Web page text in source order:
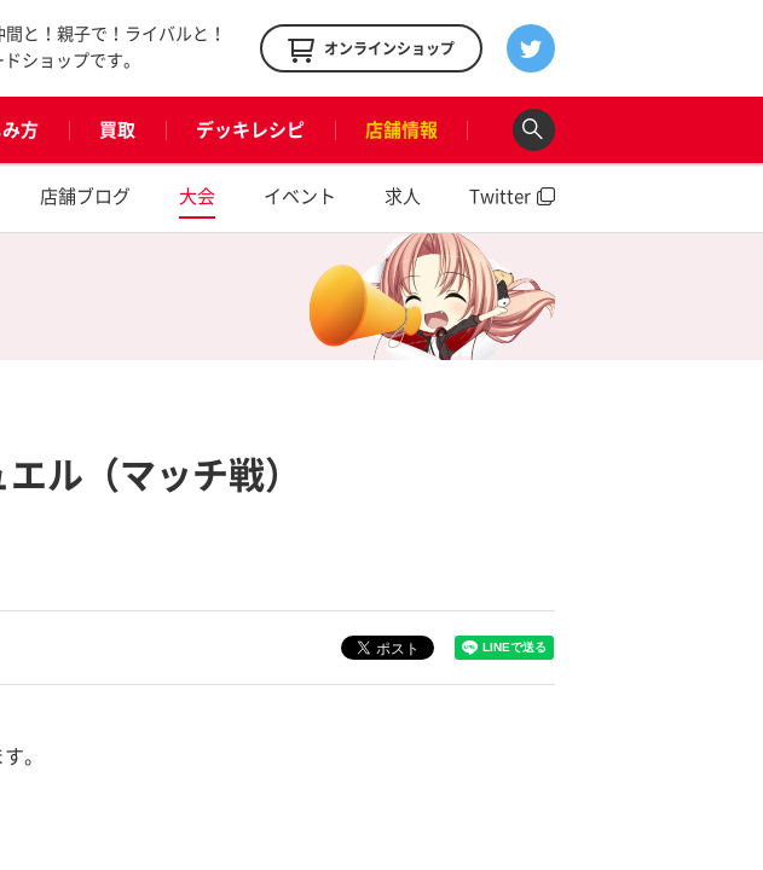
と！親子で！ライバルと！
ショップです。
オンラインショップ
方 買取 デッキレシピ 店舗情報
店舗ブログ 大会 イベント 求人 Twitter
ル（マッチ戦）
。